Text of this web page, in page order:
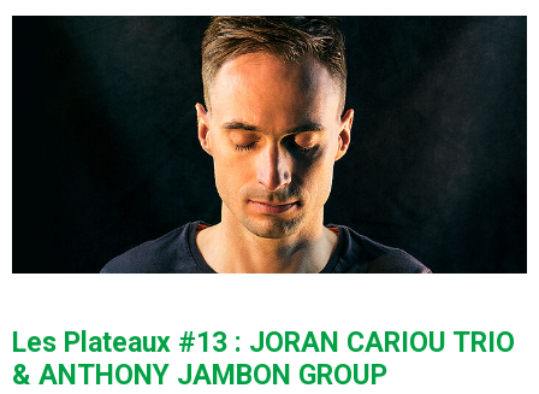
Les Plateaux #13 : JORAN CARIOU TRIO
& ANTHONY JAMBON GROUP